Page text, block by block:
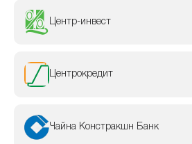
Центр-инвест
Центрокредит
Чайна Констракшн Банк